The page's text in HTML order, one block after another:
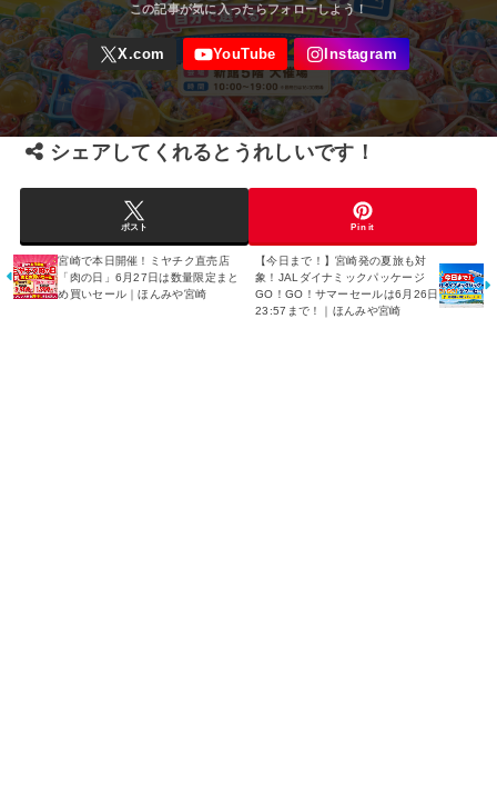
シェアしてくれるとうれしいです！
ポスト Pin it
宮崎で本日開催！ミヤチク直売店
「肉の日」6月27日は数量限定まと
め買いセール｜ほんみや宮崎
【今日まで！】宮崎発の夏旅も対
象！JALダイナミックパッケージ
GO！GO！サマーセールは6月26日
23:57まで！｜ほんみや宮崎